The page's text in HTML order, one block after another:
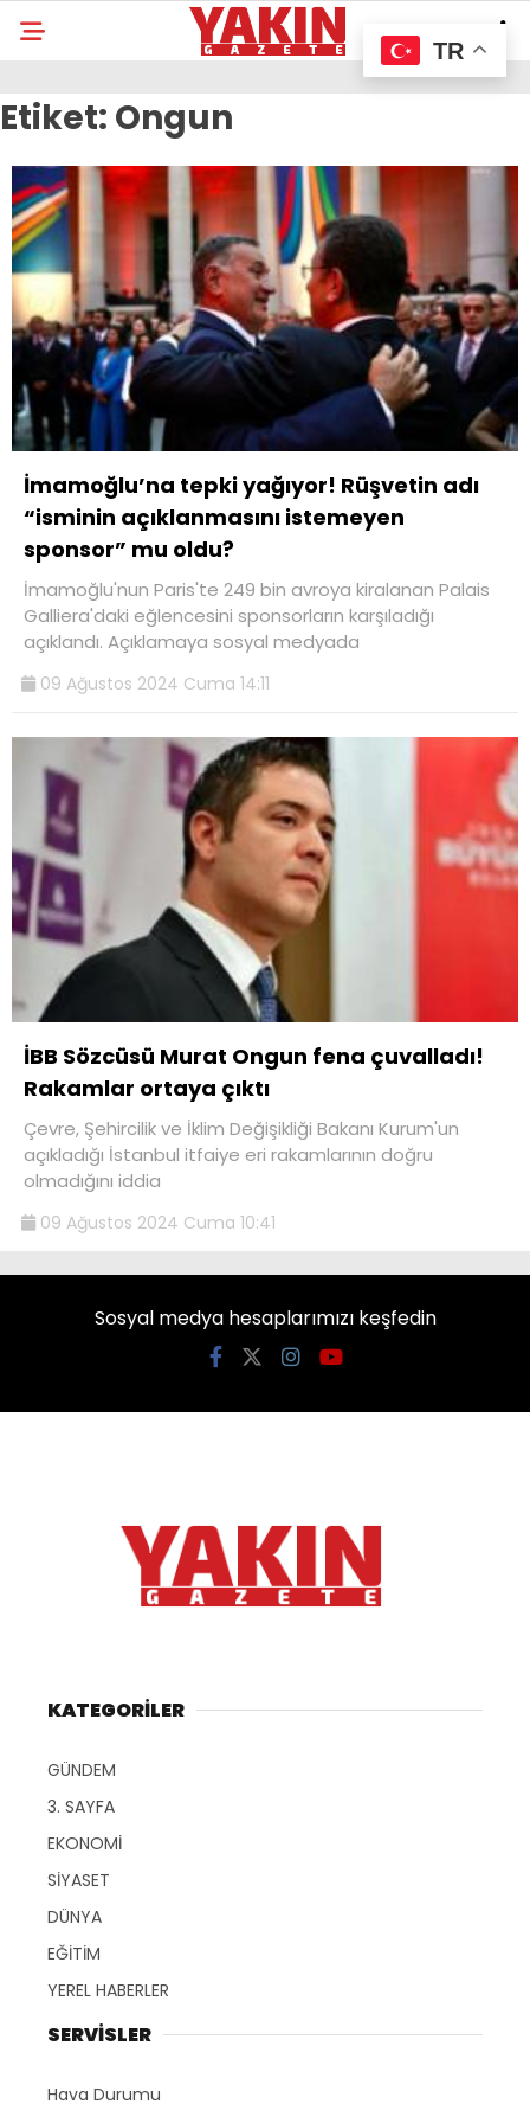
Etiket: Ongun
İmamoğlu’na tepki yağıyor! Rüşvetin adı
“isminin açıklanmasını istemeyen
sponsor” mu oldu?
İmamoğlu'nun Paris'te 249 bin avroya kiralanan Palais
Galliera'daki eğlencesini sponsorların karşıladığı
açıklandı. Açıklamaya sosyal medyada
09 Ağustos 2024 Cuma 14:11
İBB Sözcüsü Murat Ongun fena çuvalladı!
Rakamlar ortaya çıktı
Çevre, Şehircilik ve İklim Değişikliği Bakanı Kurum'un
açıkladığı İstanbul itfaiye eri rakamlarının doğru
olmadığını iddia
09 Ağustos 2024 Cuma 10:41
Sosyal medya hesaplarımızı keşfedin
KATEGORİLER
GÜNDEM
3. SAYFA
EKONOMİ
SİYASET
DÜNYA
EĞİTİM
YEREL HABERLER
SERVİSLER
Hava Durumu
TR